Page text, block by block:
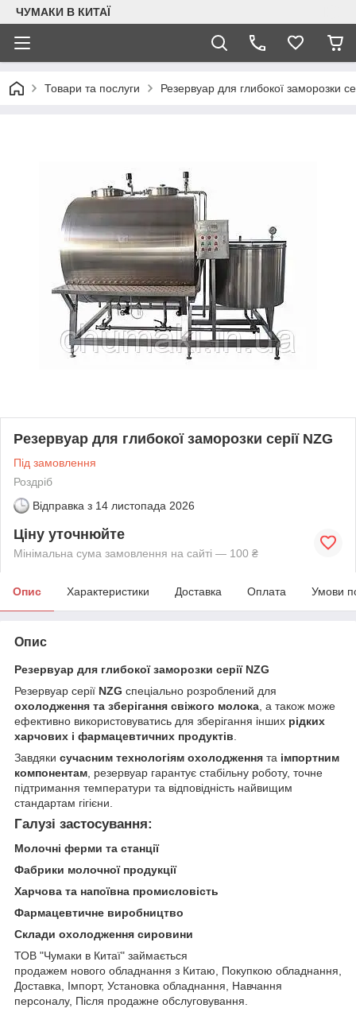
ЧУМАКИ В КИТАЇ
Товари та послуги Резервуар для глибокої заморозки
Резервуар для глибокої заморозки серії NZG
Під замовлення
Роздріб
Відправка з 14 листопада 2026
Ціну уточнюйте
Мінімальна сума замовлення на сайті — 100 ₴
Опис Характеристики Доставка Оплата Умови
Опис
Резервуар для глибокої заморозки серії NZG
Резервуар серії NZG спеціально розроблений для
охолодження та зберігання свіжого молока , а також може
ефективно використовуватись для зберігання інших рідких
харчових і фармацевтичних продуктів
Завдяки сучасним технологіям охолодження та імпортним
компонентам , резервуар гарантує стабільну роботу, точне
підтримання температури та відповідність найвищим
стандартам гігієни.
Галузі застосування:
Молочні ферми та станції
Фабрики молочної продукції
Харчова та напоївна промисловість
Фармацевтичне виробництво
Склади охолодження сировини
ТОВ "Чумаки в Китаї" займається
продажем нового обладнання з Китаю, Покупкою обладнання,
Доставка, Імпорт, Установка обладнання, Навчання
персоналу, Після продажне обслуговування.